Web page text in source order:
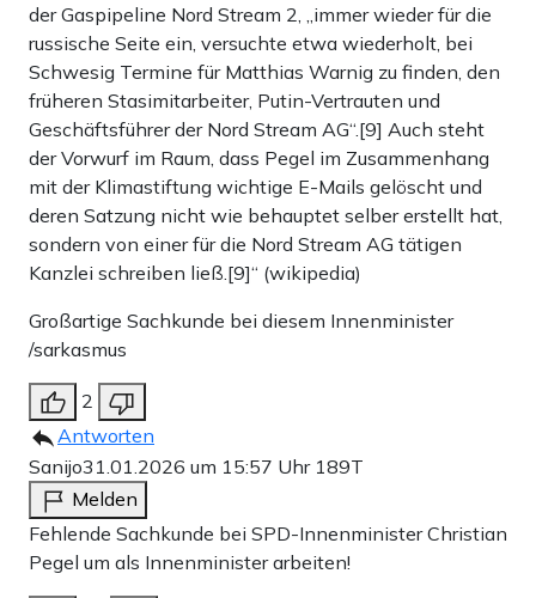
der Gaspipeline Nord Stream 2, „immer wieder für die
russische Seite ein, versuchte etwa wiederholt, bei
Schwesig Termine für Matthias Warnig zu finden, den
früheren Stasimitarbeiter, Putin-Vertrauten und
Geschäftsführer der Nord Stream AG“.[9] Auch steht
der Vorwurf im Raum, dass Pegel im Zusammenhang
mit der Klimastiftung wichtige E-Mails gelöscht und
deren Satzung nicht wie behauptet selber erstellt hat,
sondern von einer für die Nord Stream AG tätigen
Kanzlei schreiben ließ.[9]“ (wikipedia)
Großartige Sachkunde bei diesem Innenminister
/sarkasmus
2
Antworten
Sanijo31.01.2026 um 15:57 Uhr 189T
Melden
Fehlende Sachkunde bei SPD-Innenminister Christian
Pegel um als Innenminister arbeiten!